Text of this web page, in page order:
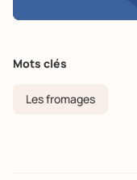
Mots clés
Les fromages